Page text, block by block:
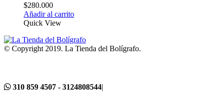
$280.000
Añadir al carrito
Quick View
© Copyright 2019. La Tienda del Bolígrafo.
310 859 4507 - 3124808544|